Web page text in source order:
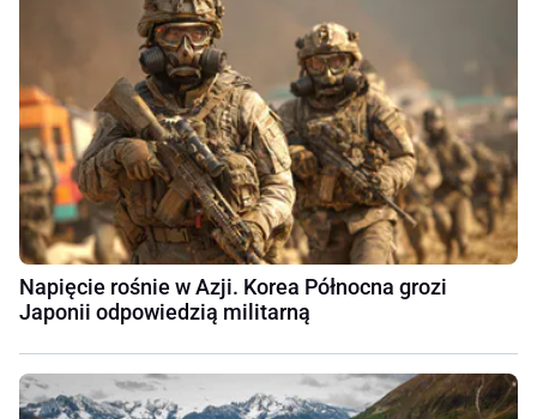
Napięcie rośnie w Azji. Korea Północna grozi
Japonii odpowiedzią militarną